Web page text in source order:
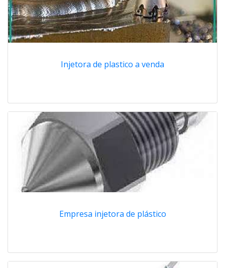
Injetora de plastico a venda
Empresa injetora de plástico